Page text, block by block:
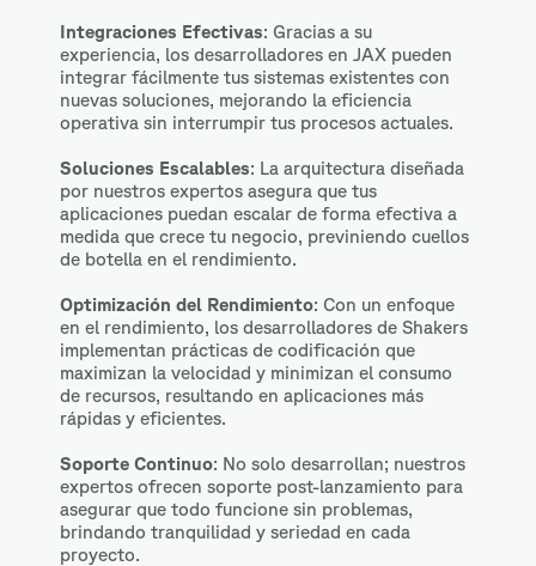
Integraciones Efectivas: Gracias a su
experiencia, los desarrolladores en JAX pueden
integrar fácilmente tus sistemas existentes con
nuevas soluciones, mejorando la eficiencia
operativa sin interrumpir tus procesos actuales.
Soluciones Escalables: La arquitectura diseñada
por nuestros expertos asegura que tus
aplicaciones puedan escalar de forma efectiva a
medida que crece tu negocio, previniendo cuellos
de botella en el rendimiento.
Optimización del Rendimiento: Con un enfoque
en el rendimiento, los desarrolladores de Shakers
implementan prácticas de codificación que
maximizan la velocidad y minimizan el consumo
de recursos, resultando en aplicaciones más
rápidas y eficientes.
Soporte Continuo: No solo desarrollan; nuestros
expertos ofrecen soporte post-lanzamiento para
asegurar que todo funcione sin problemas,
brindando tranquilidad y seriedad en cada
proyecto.